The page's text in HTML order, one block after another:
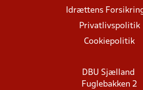
Idrættens
Privatlivspolitik
Cookiepolitik
DBU Sjælland
Fuglebakken 2